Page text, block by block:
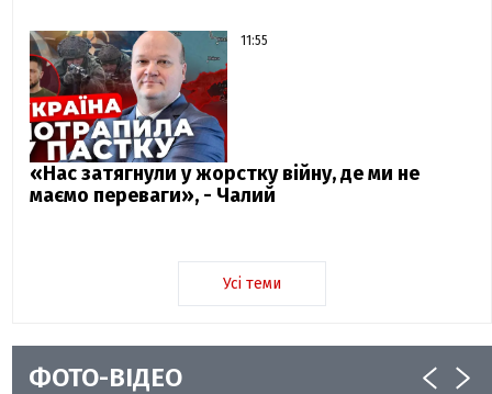
11:55
«Нас затягнули у жорстку війну, де ми не
маємо переваги», - Чалий
Усі теми
ФОТО-ВІДЕО